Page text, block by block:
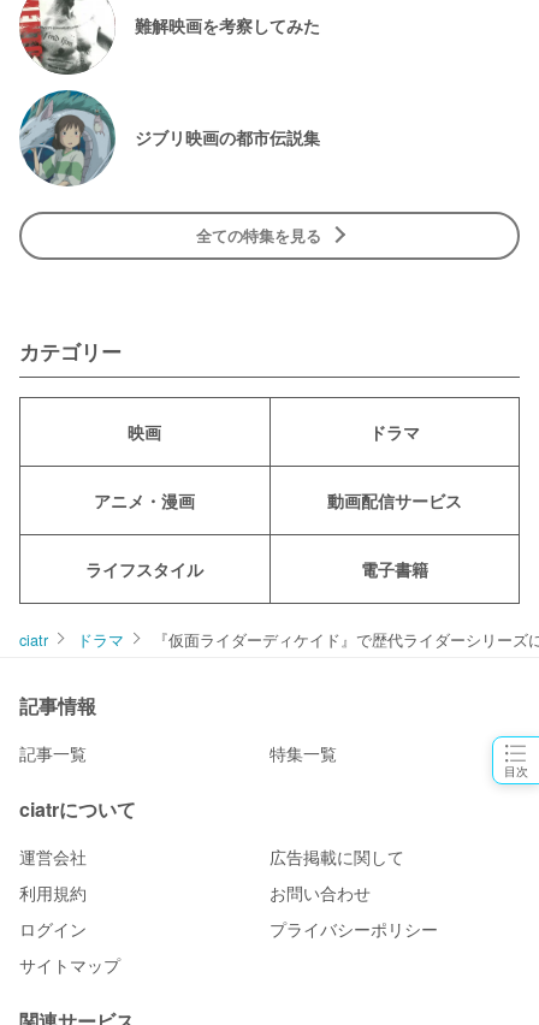
目次
難解映画を考察してみた
ジブリ映画の都市伝説集
全ての特集を見る
カテゴリー
映画 ドラマ
アニメ・漫画 動画配信サービス
ライフスタイル 電子書籍
ciatr ドラマ 『仮面ライダーディケイド』で歴代ライダーシリーズ
記事情報
記事一覧 特集一覧
ciatrについて
運営会社
広告掲載に関して
利用規約
お問い合わせ
ログイン
プライバシーポリシー
サイトマップ